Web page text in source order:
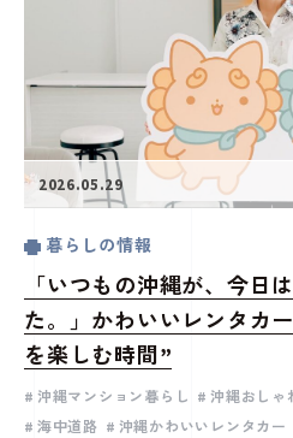
2026.05.29
暮らしの情報
「いつもの沖縄が、今日
た。」かわいいレンタカ
を楽しむ時間”
沖縄マンション暮らし 沖縄おしゃ
海中道路
沖縄かわいいレンタカー